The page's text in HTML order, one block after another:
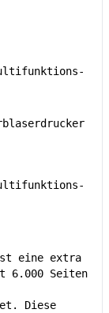
ist eine extra
6.000 Seiten
Diese